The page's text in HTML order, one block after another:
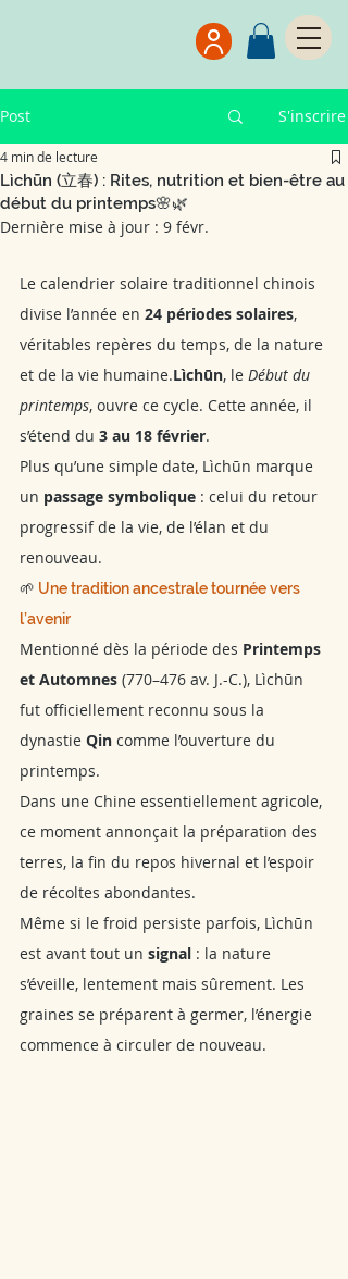
Post S'inscrire
Lìchūn (立春) : Rites, nutrition et bien-être au
début du printemps🌸🌿
4 min de lecture
Dernière mise à jour : 9 févr.
Le calendrier solaire traditionnel chinois
divise l’année en 24 périodes solaires,
véritables repères du temps, de la nature
et de la vie humaine.Lìchūn, le Début du
printemps, ouvre ce cycle. Cette année, il
s’étend du 3 au 18 février.
Plus qu’une simple date, Lìchūn marque
un passage symbolique : celui du retour
progressif de la vie, de l’élan et du
renouveau.
🌱 Une tradition ancestrale tournée vers
l’avenir
Mentionné dès la période des Printemps
et Automnes (770–476 av. J.-C.), Lìchūn
fut officiellement reconnu sous la
dynastie Qin comme l’ouverture du
printemps.
Dans une Chine essentiellement agricole,
ce moment annonçait la préparation des
terres, la fin du repos hivernal et l’espoir
de récoltes abondantes.
Même si le froid persiste parfois, Lìchūn
est avant tout un signal : la nature
s’éveille, lentement mais sûrement. Les
graines se préparent à germer, l’énergie
commence à circuler de nouveau.